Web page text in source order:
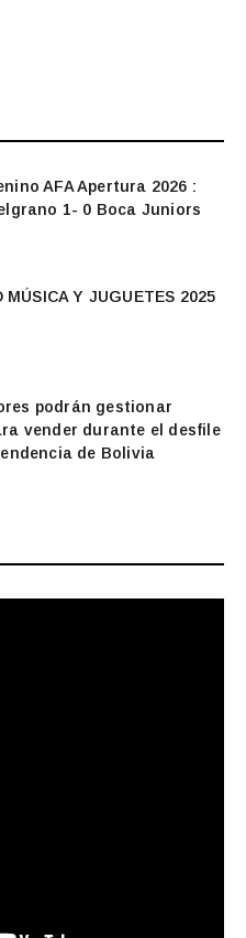
AFA Apertura 2026 :
1- 0 Boca Juniors
MÚSICA Y JUGUETES 2025
podrán gestionar
vender durante el desfile
de Bolivia